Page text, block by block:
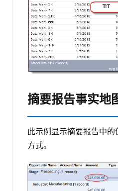
摘要报告事实地
此示例显示摘要报告中
方式。